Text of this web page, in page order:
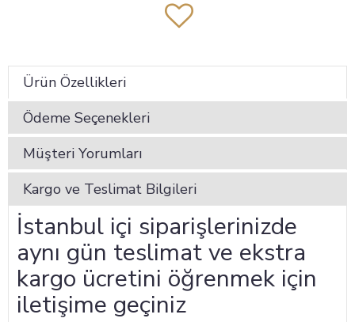
Ürün Özellikleri
Ödeme Seçenekleri
Müşteri Yorumları
Kargo ve Teslimat Bilgileri
İstanbul içi siparişlerinizde
aynı gün teslimat ve ekstra
kargo ücretini öğrenmek için
iletişime geçiniz